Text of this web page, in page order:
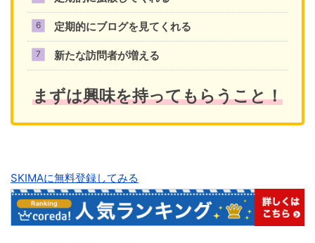
定期的にブログを見てくれる
新たな訪問者が増える
まずは興味を持ってもらうこと！
SKIMAに無料登録してみる